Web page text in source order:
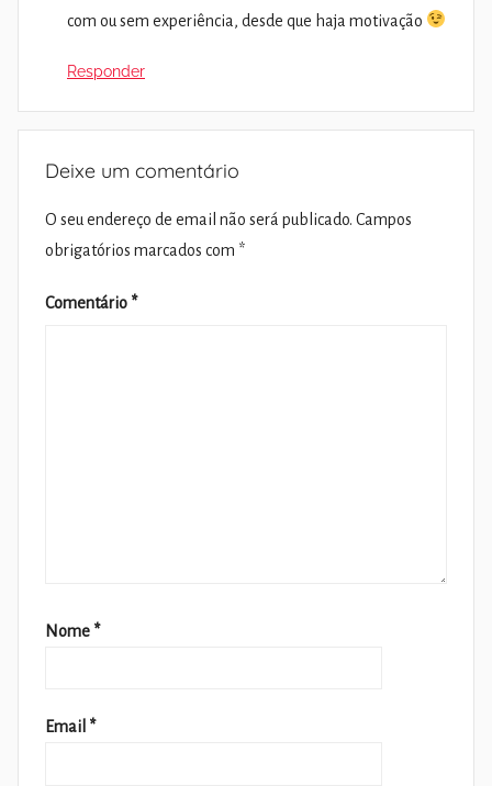
com ou sem experiência, desde que haja motivação
Responder
Deixe um comentário
O seu endereço de email não será publicado. Campos
obrigatórios marcados com *
Comentário *
Nome *
Email *